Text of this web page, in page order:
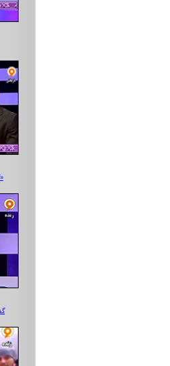
گفت‌وگو با «حسن‌گرامی»و«امیدآمحمدی»